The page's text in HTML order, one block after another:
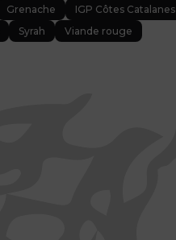
Grenache IGP Côtes Catalanes
Syrah Viande rouge